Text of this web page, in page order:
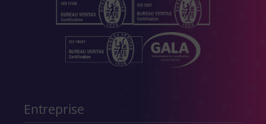
Entreprise